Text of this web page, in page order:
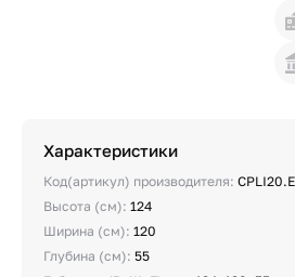
Характеристики
Код(артикул) производителя:
Высота (см): 124
Ширина (см): 120
Глубина (см): 55